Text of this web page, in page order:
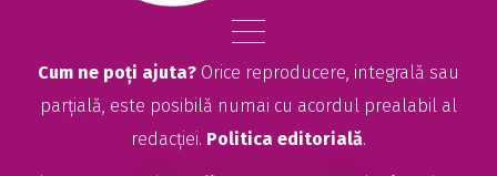
Cum ne poți ajuta? Orice reproducere, integrală sau
parțială, este posibilă numai cu acordul prealabil al
redacției. Politica editorială.